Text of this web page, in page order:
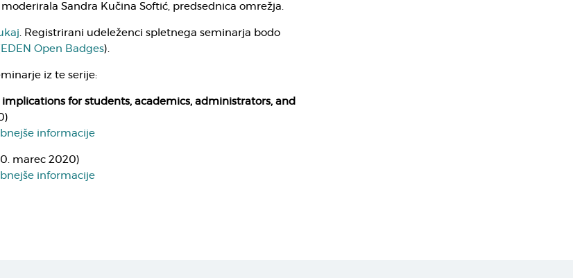
Sandra Kučina Softić, predsednica omrežja.
. Registrirani udeleženci spletnega seminarja bodo
EDEN Open Badges).
iz te serije:
for students, academics, administrators, and
informacije
marec 2020)
informacije